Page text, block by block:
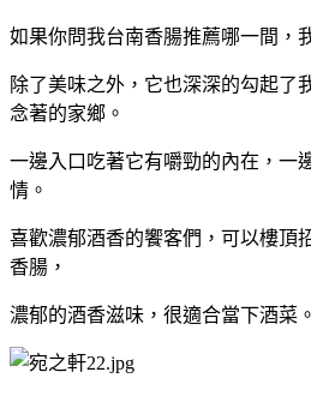
如果你問我台南香腸推薦哪一間，
除了美味之外，它也深深的勾起了
念著的家鄉。
一邊入口吃著它有嚼勁的內在，一
情。
喜歡濃郁酒香的饗客們，可以樓頂
香腸，
濃郁的酒香滋味，很適合當下酒菜。